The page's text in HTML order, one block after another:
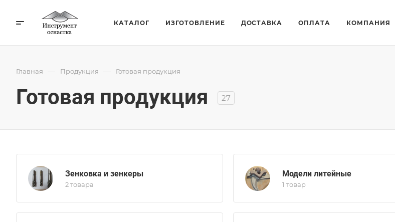
КАТАЛОГ ИЗГОТОВЛЕНИЕ ДОСТАВКА ОПЛАТА КОМПАНИЯ
Главная — Продукция — Готовая продукция
Готовая продукция 27
Зенковка и зенкеры
2 товара
Модели литейные
1 товар